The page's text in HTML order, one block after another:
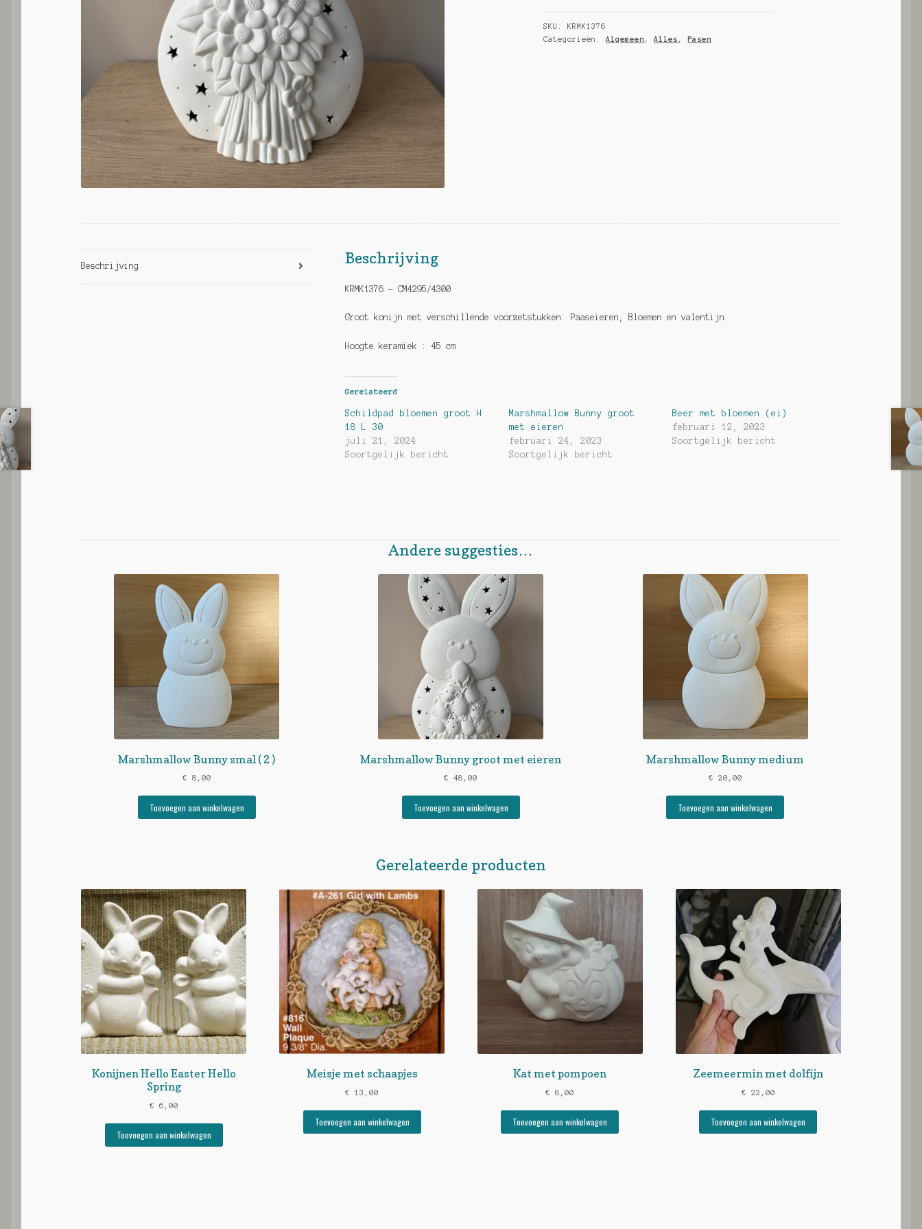
bloemen
hoeveelheid
SKU:KRMK1376
Categorieën:Algemeen ,Alles ,Pasen
Beschrijving Beschrijving
KRMK1376 –CM4295/4300
Groot konijn met verschillende voorzetstukken: Paaseieren, Bloemen en valentijn.
Hoogte keramiek : 45 cm
Gerelateerd
Schildpad bloemen groot H
18 L 30
juli 21, 2024
Soortgelijk bericht
Marshmallow Bunny groot
met eieren
februari 24, 2023
Soortgelijk bericht
Beer met bloemen (ei)
februari 12, 2023
Soortgelijk bericht
Andere suggesties…
Marshmallow Bunny smal ( 2 )
€ 8,00
Toevoegen aan winkelwagen
Marshmallow Bunny groot met eieren
€ 48,00
Toevoegen aan winkelwagen
Marshmallow Bunny medium
€ 20,00
Toevoegen aan winkelwagen
Gerelateerde producten
Konijnen Hello Easter Hello
Spring
€ 6,00
Toevoegen aan winkelwagen
Meisje met schaapjes
€ 13,00
Toevoegen aan winkelwagen
Kat met pompoen
€ 8,00
Toevoegen aan winkelwagen
Zeemeermin met dolfijn
€ 22,00
Toevoegen aan winkelwagen